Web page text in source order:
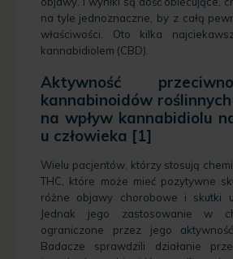
na tyle jednoznaczne, by z całą
właściwości. Oto kilka
kannabidiolem (CBD).
Aktywność
kannabinoidów
na wpływ kannabidiolu
u człowieka [1]
Wielu pacjentów, którzy stosują
THC, które może mieć pozytywne
różne objawy chorobowe i skutki
Jednak jego zastosowanie w
ograniczone przez jego
Badacze sprawdzili działanie